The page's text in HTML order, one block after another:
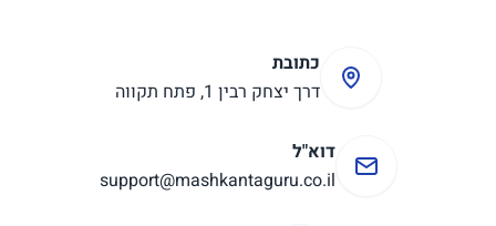
כתובת
דרך יצחק רבין 1, פתח תקווה
דוא"ל
support@mashkantaguru.co.il